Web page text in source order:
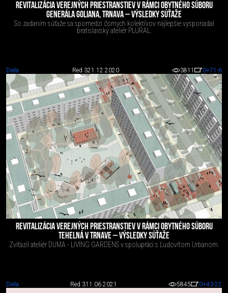
REVITALIZÁCIA VEREJNÝCH PRIESTRANSTIEV V RÁMCI OBYTNÉHO SÚBORU
GENERÁLA GOLIANA, TRNAVA – VÝSLEDKY SÚŤAŽE
So zadaním súťaže sa spomedzi ôsmych kolektívov najlepšie vysporiadal
bratislavský ateliér PLURAL.
Diela Red 321.12.2020 3811 0+71 -6
REVITALIZÁCIA VEREJNÝCH PRIESTRANSTIEV V RÁMCI OBYTNÉHO SÚBORU
TEHELNÁ V TRNAVE – VÝSLEDKY SÚŤAŽE
Zvíťazil ateliér DUMA - LIVING GARDENS v spolupráci s Ľudovítom Urbanom.
Diela Red 311.06.2021 5845 0+43-22